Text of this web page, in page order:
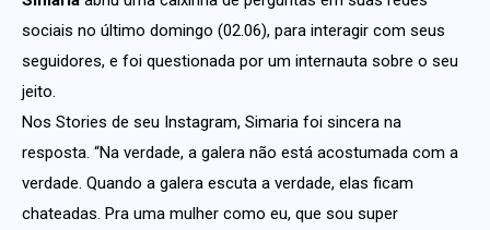
sociais no último domingo (02.06), para interagir com seus
seguidores, e foi questionada por um internauta sobre o seu
jeito.
Nos Stories de seu Instagram, Simaria foi sincera na
resposta. “Na verdade, a galera não está acostumada com a
verdade. Quando a galera escuta a verdade, elas ficam
chateadas. Pra uma mulher como eu, que sou super